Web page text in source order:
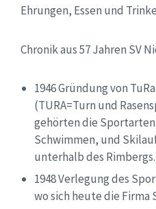
Ehrungen, Essen und
Chronik aus 57 Jahren SV
1946 Gründung von
(TURA=Turn und
gehörten die
Schwimmen, und
unterhalb des Rimbergs.
1948 Verlegung des
wo sich heute die Firma